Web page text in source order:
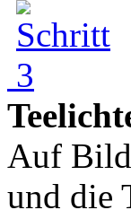
Auf Bild
und die